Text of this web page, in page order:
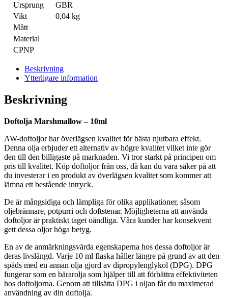
Ursprung
GBR
Vikt
0,04 kg
Mått
Material
CPNP
Beskrivning
Ytterligare information
Beskrivning
Doftolja Marshmallow – 10ml
AW-doftoljor har överlägsen kvalitet för bästa njutbara effekt.
Denna olja erbjuder ett alternativ av högre kvalitet vilket inte gör
den till den billigaste på marknaden. Vi tror starkt på principen om
pris till kvalitet. Köp doftoljor från oss, då kan du vara säker på att
du investerar i en produkt av överlägsen kvalitet som kommer att
lämna ett bestående intryck.
De är mångsidiga och lämpliga för olika applikationer, såsom
oljebrännare, potpurri och doftstenar. Möjligheterna att använda
doftoljor är praktiskt taget oändliga. Våra kunder har konsekvent
gett dessa oljor höga betyg.
En av de anmärkningsvärda egenskaperna hos dessa doftoljor är
deras livslängd. Varje 10 ml flaska håller längre på grund av att den
späds med en annan olja gjord av dipropylenglykol (DPG). DPG
fungerar som en bärarolja som hjälper till att förbättra effektiviteten
hos doftoljorna. Genom att tillsätta DPG i oljan får du maximerad
användning av din doftolja.